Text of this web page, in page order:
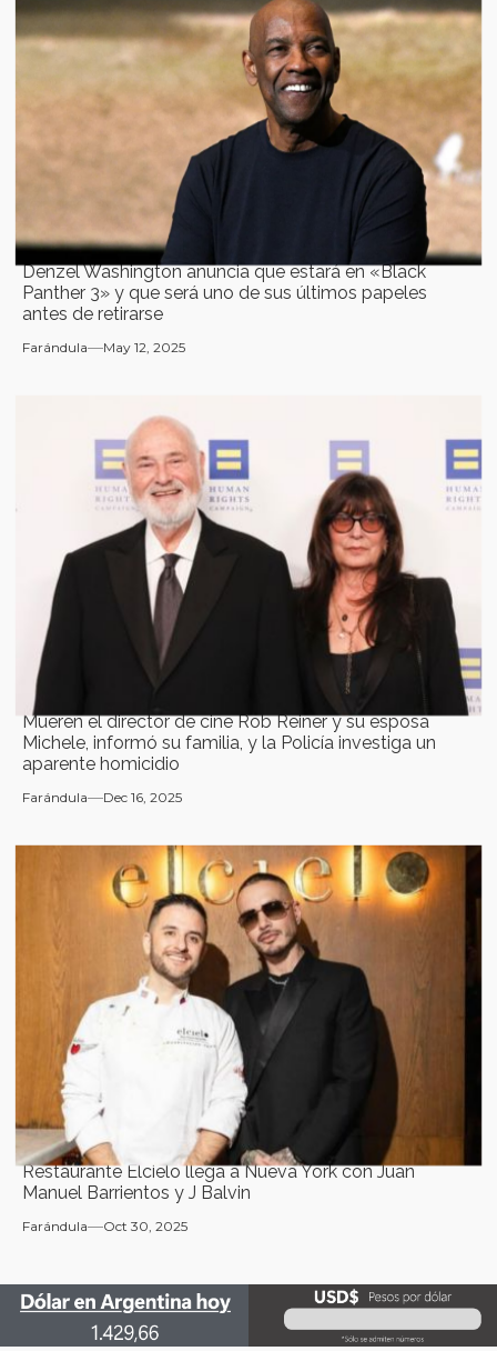
Denzel Washington anuncia que estará en «Black
Panther 3» y que será uno de sus últimos papeles
antes de retirarse
Farándula May 12, 2025
Mueren el director de cine Rob Reiner y su esposa
Michele, informó su familia, y la Policía investiga un
aparente homicidio
Farándula Dec 16, 2025
Restaurante Elcielo llega a Nueva York con Juan
Manuel Barrientos y J Balvin
Farándula Oct 30, 2025